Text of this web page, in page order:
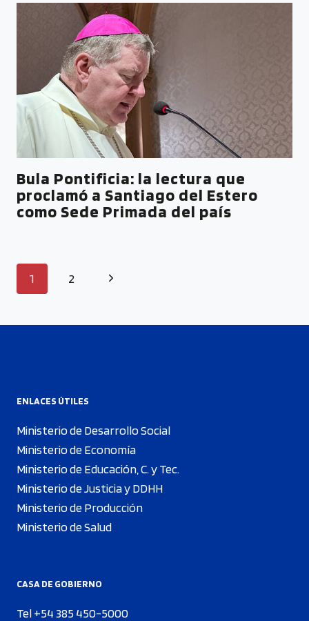
Bula Pontificia: la lectura que
proclamó a Santiago del Estero
como Sede Primada del país
1 2
ENLACES ÚTILES
Ministerio de Desarrollo Social
Ministerio de Economía
Ministerio de Educación, C. y Tec.
Ministerio de Justicia y DDHH
Ministerio de Producción
Ministerio de Salud
CASA DE GOBIERNO
Tel +54 385 450-5000